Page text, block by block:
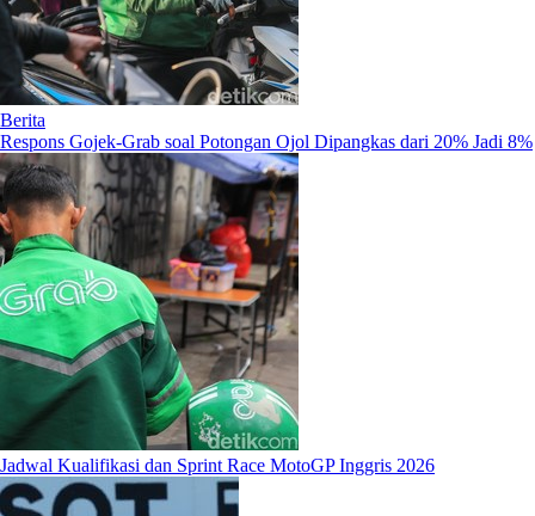
Berita
Respons Gojek-Grab soal Potongan Ojol Dipangkas dari 20% Jadi 8%
Jadwal Kualifikasi dan Sprint Race MotoGP Inggris 2026